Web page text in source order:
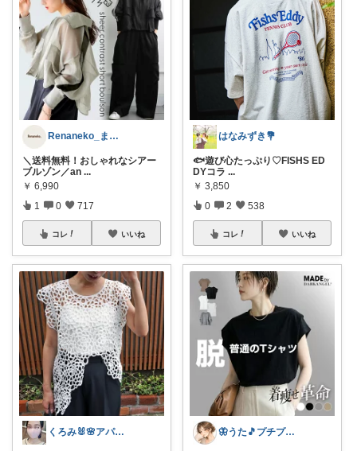
Renaneko_まったりな生活
＼送料無料！おしゃれなシアー
ブルゾン／an ...
￥ 6,990
1 0 717
コレ いいね
くろみ🐰🌸アパレル✨
はなみずき💐
🐟遊び心たっぷり♡FISHS ED
DYコラ ...
￥ 3,850
0 2 538
コレ いいね
🦋うた🎵プチプラでも妥協したくない